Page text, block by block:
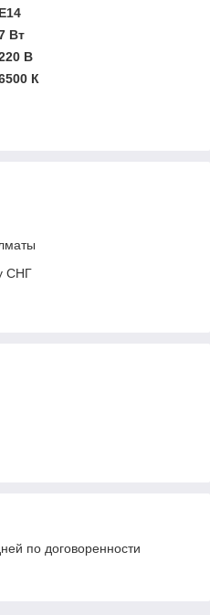
E14
Вт
В
К
СНГ
по договоренности